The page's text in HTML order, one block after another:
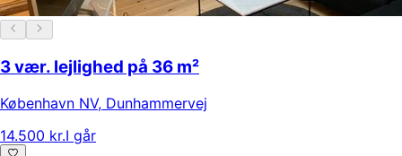
3 vær. lejlighed på 36 m²
København NV, Dunhammervej
14.500 kr.I går